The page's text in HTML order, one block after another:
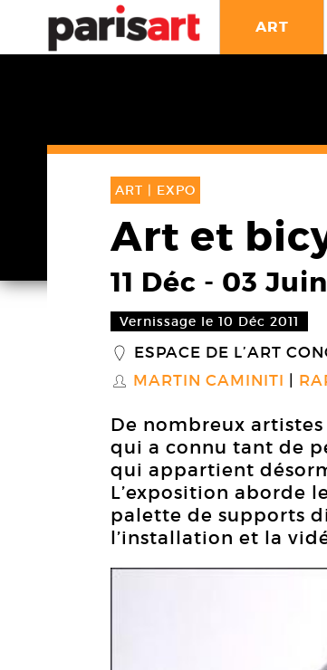
ART
ART | EXPO
Art et
11 Déc - 03
Vernissage le 10 Déc 2011
_ ESPACE DE L’ART
S MARTIN CAMINITI
De nombreux
qui a connu tant de
qui appartient
L’exposition aborde
palette de supports
l’installation et la